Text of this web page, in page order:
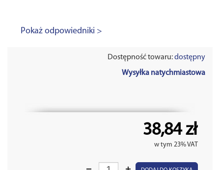
Pokaż odpowiedniki >
Dostępność towaru:dostępny
Wysyłka natychmiastowa
38,84 zł
w tym 23% VAT